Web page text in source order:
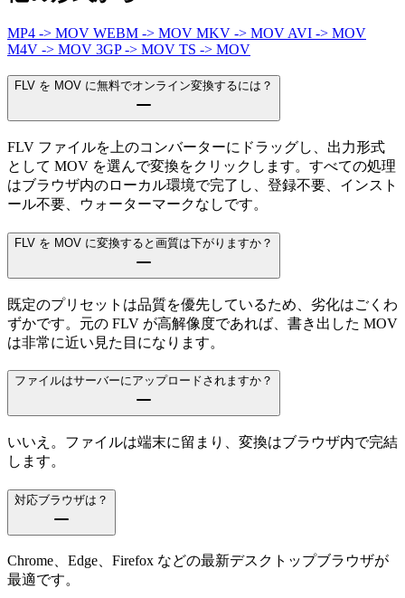
MP4 -> MOV WEBM -> MOV MKV -> MOV AVI -> MOV
M4V -> MOV 3GP -> MOV TS -> MOV
FLV を MOV に無料でオンライン変換するには？
FLV ファイルを上のコンバーターにドラッグし、出力形式
として MOV を選んで変換をクリックします。すべての処理
はブラウザ内のローカル環境で完了し、登録不要、インスト
ール不要、ウォーターマークなしです。
FLV を MOV に変換すると画質は下がりますか？
既定のプリセットは品質を優先しているため、劣化はごくわ
ずかです。元の FLV が高解像度であれば、書き出した MOV
は非常に近い見た目になります。
ファイルはサーバーにアップロードされますか？
いいえ。ファイルは端末に留まり、変換はブラウザ内で完結
します。
対応ブラウザは？
Chrome、Edge、Firefox などの最新デスクトップブラウザが
最適です。